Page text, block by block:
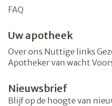
FAQ
Uw apotheek
Over ons Nuttige links
Apotheker van wacht
Nieuwsbrief
Blijf op de hoogte van